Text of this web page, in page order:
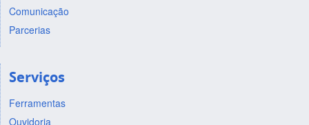
Comunicação
Parcerias
Serviços
Ferramentas
Ouvidoria